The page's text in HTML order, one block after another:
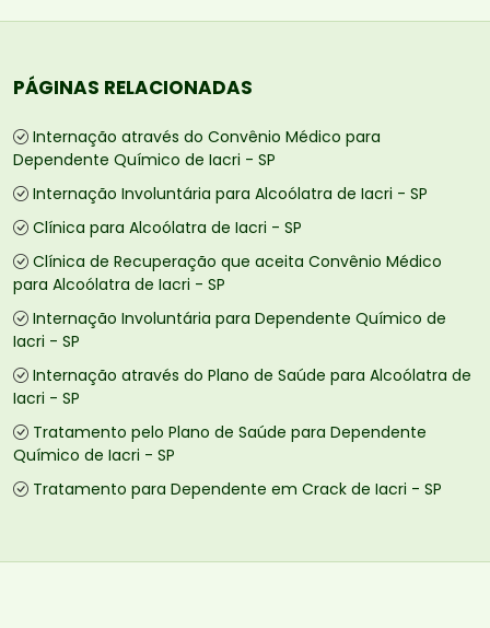
PÁGINAS RELACIONADAS
Internação através do Convênio Médico para
Dependente Químico de Iacri - SP
Internação Involuntária para Alcoólatra de Iacri - SP
Clínica para Alcoólatra de Iacri - SP
Clínica de Recuperação que aceita Convênio Médico
para Alcoólatra de Iacri - SP
Internação Involuntária para Dependente Químico de
Iacri - SP
Internação através do Plano de Saúde para Alcoólatra de
Iacri - SP
Tratamento pelo Plano de Saúde para Dependente
Químico de Iacri - SP
Tratamento para Dependente em Crack de Iacri - SP